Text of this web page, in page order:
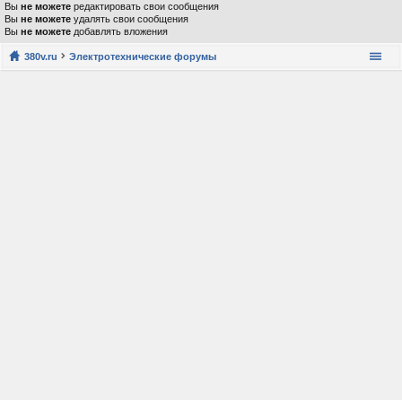
Вы не можете редактировать свои сообщения
Вы не можете удалять свои сообщения
Вы не можете добавлять вложения
380v.ru Электротехнические форумы